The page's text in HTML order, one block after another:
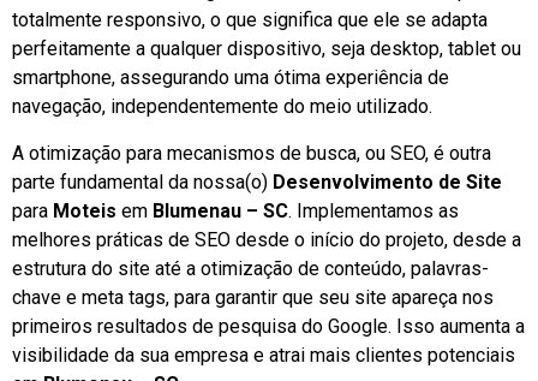
totalmente responsivo, o que significa que ele se adapta
perfeitamente a qualquer dispositivo, seja desktop, tablet ou
smartphone, assegurando uma ótima experiência de
navegação, independentemente do meio utilizado.
A otimização para mecanismos de busca, ou SEO, é outra
parte fundamental da nossa(o) Desenvolvimento de Site
para Moteis em Blumenau – SC. Implementamos as
melhores práticas de SEO desde o início do projeto, desde a
estrutura do site até a otimização de conteúdo, palavras-
chave e meta tags, para garantir que seu site apareça nos
primeiros resultados de pesquisa do Google. Isso aumenta a
visibilidade da sua empresa e atrai mais clientes potenciais